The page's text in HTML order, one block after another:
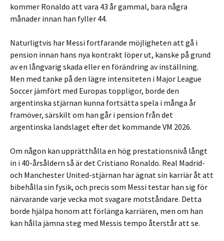
kommer Ronaldo att vara 43 år gammal, bara några
månader innan han fyller 44.
Naturligtvis har Messi fortfarande möjligheten att gå i
pension innan hans nya kontrakt löper ut, kanske på grund
av en långvarig skada eller en förändring av inställning.
Men med tanke på den lägre intensiteten i Major League
Soccer jämfört med Europas toppligor, borde den
argentinska stjärnan kunna fortsätta spela i många år
framöver, särskilt om han går i pension från det
argentinska landslaget efter det kommande VM 2026.
Om någon kan upprätthålla en hög prestationsnivå långt
in i 40-årsåldern så är det Cristiano Ronaldo. Real Madrid-
och Manchester United-stjärnan har ägnat sin karriär åt att
bibehålla sin fysik, och precis som Messi testar han sig för
närvarande varje vecka mot svagare motståndare. Detta
borde hjälpa honom att förlänga karriären, men om han
kan hålla jämna steg med Messis tempo återstår att se.